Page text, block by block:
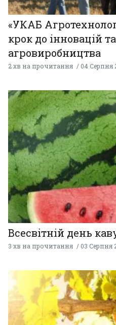
«УКАБ
крок до інновацій
агровиробництва
2 хв на прочитання 04 Серпня
Всесвітній день
3 хв на прочитання 03 Серпня